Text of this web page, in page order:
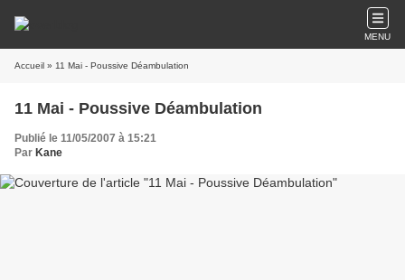
MENU
Accueil » 11 Mai - Poussive Déambulation
11 Mai - Poussive Déambulation
Publié le 11/05/2007 à 15:21
Par Kane